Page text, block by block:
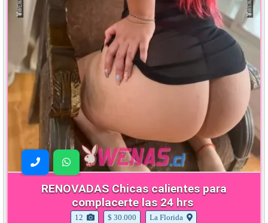
RENOVADAS Chicas calientes para
complacerte las 24 hrs
12 $ 30.000 La Florida